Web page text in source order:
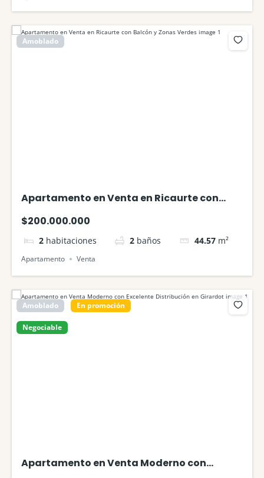
Amoblado
Apartamento en Venta en Ricaurte con
$200.000.000
2 habitaciones 2 baños 44.57 m²
Apartamento Venta
Amoblado En promoción
Negociable
Apartamento en Venta Moderno con